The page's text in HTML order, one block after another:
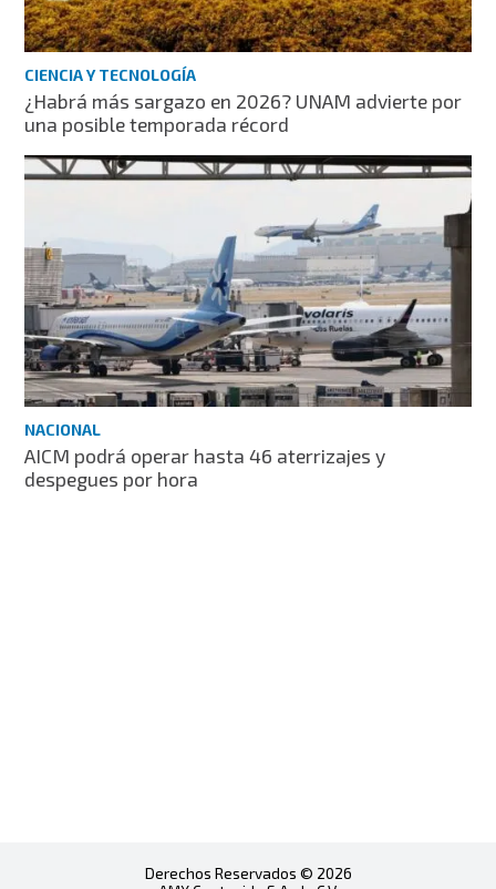
CIENCIA Y TECNOLOGÍA
¿Habrá más sargazo en 2026? UNAM advierte por
una posible temporada récord
NACIONAL
AICM podrá operar hasta 46 aterrizajes y
despegues por hora
Derechos Reservados © 2026